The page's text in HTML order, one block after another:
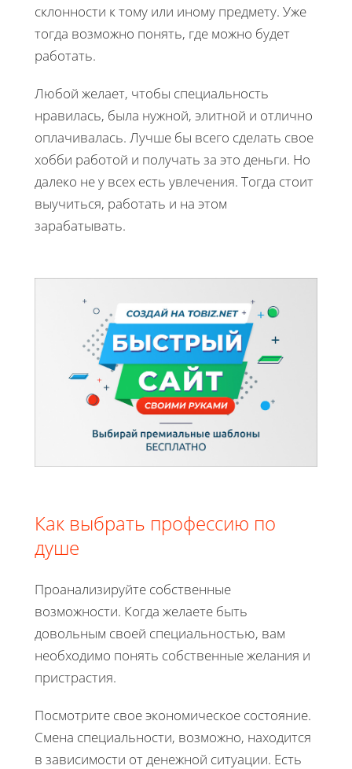
склонности к тому или иному предмету. Уже
тогда возможно понять, где можно будет
работать.
Любой желает, чтобы специальность
нравилась, была нужной, элитной и отлично
оплачивалась. Лучше бы всего сделать свое
хобби работой и получать за это деньги. Но
далеко не у всех есть увлечения. Тогда стоит
выучиться, работать и на этом
зарабатывать.
Как выбрать профессию по
душе
Проанализируйте собственные
возможности. Когда желаете быть
довольным своей специальностью, вам
необходимо понять собственные желания и
пристрастия.
Посмотрите свое экономическое состояние.
Смена специальности, возможно, находится
в зависимости от денежной ситуации. Есть